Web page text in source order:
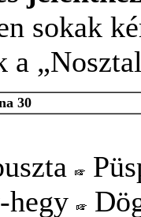
sokak
a
30
hegy